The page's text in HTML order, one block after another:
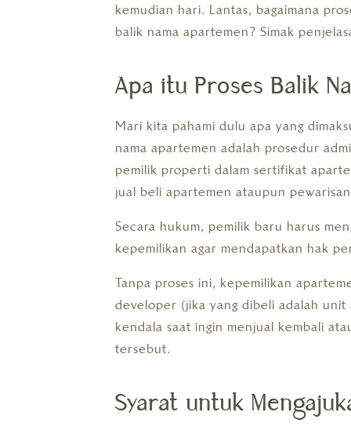
kemudian hari. Lantas, bagaimana
balik nama apartemen? Simak
Apa itu Proses Balik
Mari kita pahami dulu apa yang
nama apartemen adalah prosedur
pemilik properti dalam sertifikat
jual beli apartemen ataupun
Secara hukum, pemilik baru harus
kepemilikan agar mendapatkan hak
Tanpa proses ini, kepemilikan
developer (jika yang dibeli adalah unit
kendala saat ingin menjual kembali
tersebut.
Syarat untuk